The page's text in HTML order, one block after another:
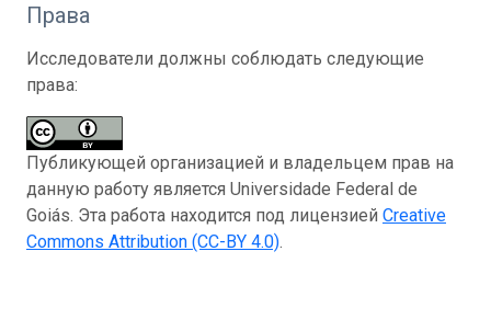
Права
Исследователи должны соблюдать следующие
права:
Публикующей организацией и владельцем прав на
данную работу является Universidade Federal de
Goiás. Эта работа находится под лицензией Creative
Commons Attribution (CC-BY 4.0).